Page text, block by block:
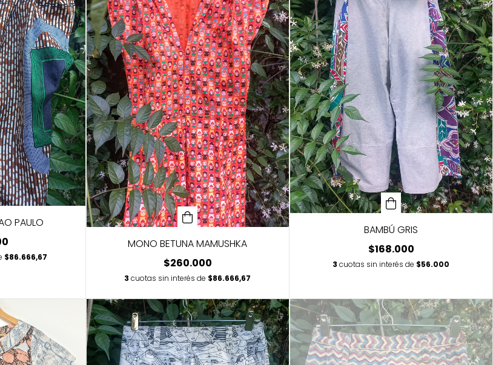
PAULO
$86.666,67
MONO BETUNA MAMUSHKA
$260.000
3 cuotas sin interés de $86.666,67
BAMBÚ GRIS
$168.000
3 cuotas sin interés de $56.000